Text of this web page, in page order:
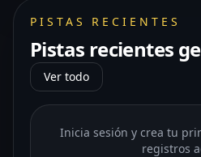
PISTAS RECIENTES
Pistas recientes
Ver todo
Inicia sesión y crea tu
registros